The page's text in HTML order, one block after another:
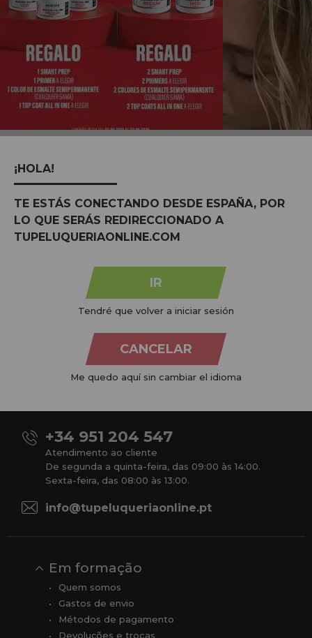
Tu Peluquería Online S.L.U.
dedicamo-nos à venda de
produtos para cabeleireiro e beleza, oferecendo uma vasta
+34 951 204 547
Atendimento ao cliente
De segunda a quinta-feira, das 09:00 às 14:00.
Sexta-feira, das 08:00 às 13:00.
info@tupeluqueriaonline.pt
Em formação
Quem somos
Gastos de envio
Métodos de pagamento
Devoluções e trocas
¡HOLA!
TE ESTÁS CONECTANDO DESDE ESPAÑA, POR
LO QUE SERÁS REDIRECCIONADO A
TUPELUQUERIAONLINE.COM
IR
Tendré que volver a iniciar sesión
CANCELAR
Me quedo aquí sin cambiar el idioma